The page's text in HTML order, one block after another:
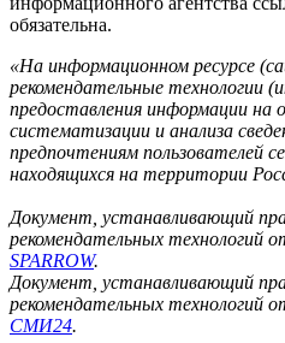
обязательна.
«На информационном ресурсе
рекомендательные технологии
предоставления информации на
систематизации и анализа
предпочтениям пользователей
находящихся на территории
Документ, устанавливающий
рекомендательных технологий
SPARROW.
Документ, устанавливающий
рекомендательных технологий
СМИ24.